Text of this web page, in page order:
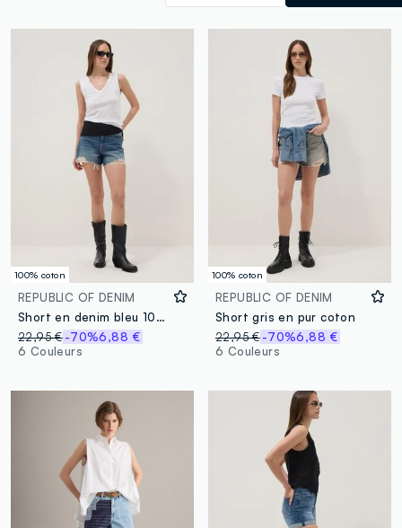
100% coton
REPUBLIC OF DENIM
Short en denim bleu 100% coton avec déchirures
22,95 €-70%6,88 €
6 Couleurs
100% coton
REPUBLIC OF DENIM
Short gris en pur coton
22,95 € -70%6,88 €
6 Couleurs